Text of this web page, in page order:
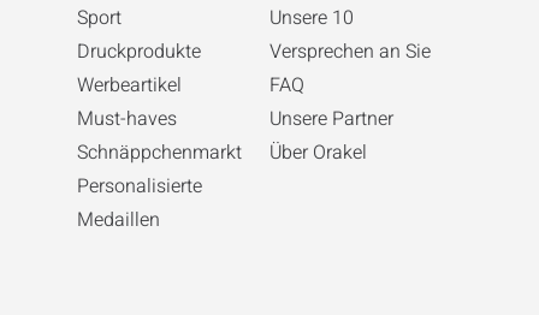
Sport
Druckprodukte
Werbeartikel
Must-haves
Schnäppchenmarkt
Personalisierte
Medaillen
Unsere 10
Versprechen an Sie
FAQ
Unsere Partner
Über Orakel